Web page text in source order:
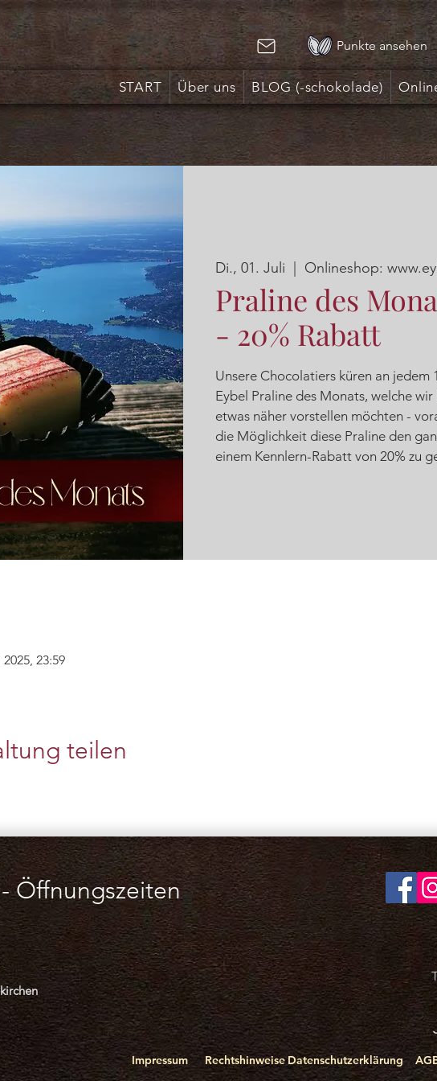
Punkte ansehen
START Über uns BLOG (-schokolade)
Di., 01. Juli Onlineshop:
Praline des
- 20% Rabatt
Unsere Chocolatiers küren an jedem
Eybel Praline des Monats, welche
etwas näher vorstellen möchten -
die Möglichkeit diese Praline den
einem Kennlern-Rabatt von 20% zu
23:59
teilen
Öffnungszeiten
Impressum Rechtshinweise Datenschutzerklärung